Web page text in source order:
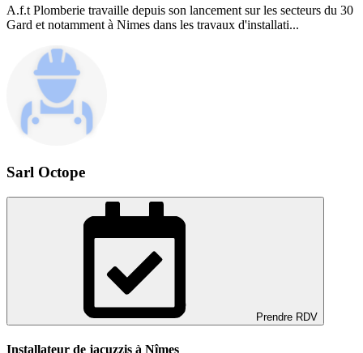
A.f.t Plomberie travaille depuis son lancement sur les secteurs du 30
Gard et notamment à Nimes dans les travaux d'installati...
Sarl Octope
Prendre RDV
Installateur de jacuzzis à Nîmes